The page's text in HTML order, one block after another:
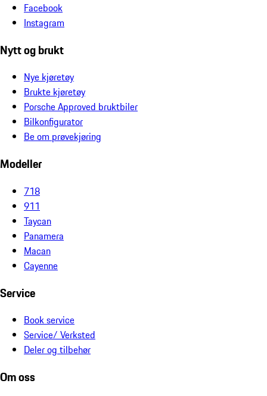
Facebook
Instagram
Nytt og brukt
Nye kjøretøy
Brukte kjøretøy
Porsche Approved bruktbiler
Bilkonfigurator
Be om prøvekjøring
Modeller
718
911
Taycan
Panamera
Macan
Cayenne
Service
Book service
Service/ Verksted
Deler og tilbehør
Om oss